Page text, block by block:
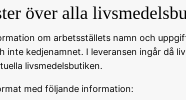
över alla
om arbetsställets namn och
kedjenamnet. I leveransen ingår då
livsmedelsbutiken.
med följande information: